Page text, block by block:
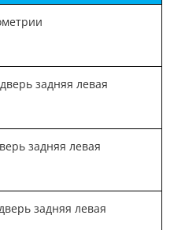
задняя левая
задняя левая
задняя левая